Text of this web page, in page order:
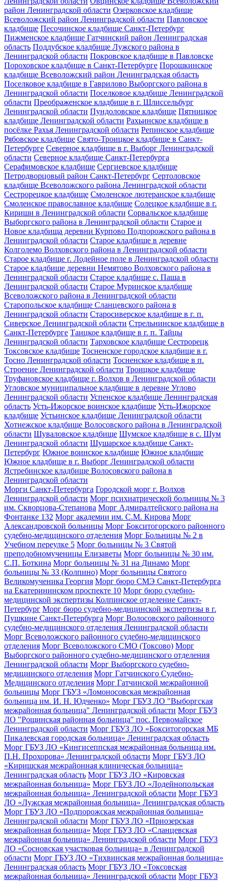
район Ленинградской области Озерковское кладбище
Всеволожский район Ленинградской области Павловское
кладбище Песочинское кладбище Санкт-Петербург
Пижменское кладбище Гатчинский район Ленинградская
область Поддубское кладбище Лужского района в
Ленинградской области Покровское кладбище в Павловске
Пороховское кладбище в Санкт-Петербурге Порошкинское
кладбище Всеволожский район Ленинградская область
Поселковое кладбище в Гаврилово Выборгского района в
Ленинградской области Поселковое кладбище Ленинградской
области Преображенское кладбище в г. Шлиссельбург
Ленинградской области Пундоловское кладбище Пятницкое
кладбище Ленинградской области Рахьинское кладбище в
посёлке Рахья Ленинградской области Репинское кладбище
Рябовское кладбище Свято-Троицкое кладбище в Санкт-
Петербурге Северное кладбище в г. Выборг Ленинградской
области Северное кладбище Санкт-Петербурга
Серафимовское кладбище Сергиевское кладбище
Петродворцовый район Санкт-Петербург Сертоловское
кладбище Всеволожского района Ленинградской области
Сестрорецкое кладбище Смоленское лютеранское кладбище
Смоленское православное кладбище Солецкое кладбище в г.
Кириши в Ленинградской области Сорвальское кладбище
Выборгского района в Ленинградской области Старое и
Новое кладбища деревни Курпово Подпорожского района в
Ленинградской области Старое кладбище в деревне
Колголемо Волховского района в Ленинградской области
Старое кладбище г. Лодейное поле в Ленинградской области
Старое кладбище деревни Немятово Волховского района в
Ленинградской области Старое кладбище с. Паша в
Ленинградской области Старое Муринское кладбище
Всеволожского района в Ленинградской области
Старопольское кладбище Сланцевского района в
Ленинградской области Старосиверское кладбище в г. п.
Сиверское Ленинградской области Стрельнинское кладбище в
Санкт-Петербурге Таицкое кладбище в г. п. Тайцы
Ленинградской области Тарховское кладбище Сестрорецк
Токсовское кладбище Тосненское городское кладбище в г.
Тосно Ленинградской области Тосненское кладбище в п.
Строение Ленинградской области Троицкое кладбище
Труфановское кладбище г. Волхов в Ленинградской области
Угловское муниципальное кладбище в деревне Углово
Ленинградской области Успенское кладбище Ленинградская
область Усть-Ижорское воинское кладбище Усть-Ижорское
кладбище Устьинское кладбище Ленинградской области
Хотнежское кладбище Волосовского района в Ленинградской
области Шуваловское кладбище Шумское кладбище в с. Шум
Ленинградской области Шушарское кладбище Санкт-
Петербург Южное воинское кладбище Южное кладбище
Южное кладбище в г. Выборг Ленинградской области
Ястребинское кладбище Волосовского района в
Ленинградской области
Морги Санкт-Петербурга Городской морг г. Волхов
Ленинградской области Морг психиатрической больницы № 3
им. Скворцова-Степанова Морг Адмиралтейского района на
Фонтанке 132 Морг академии им. С.М. Кирова Морг
Александровской больницы Морг Бокситогорского районного
судебно-медицинского отделения Морг Больницы № 2 в
Учебном переулке 5 Морг больницы № 3 Святой
преподобномученицы Елизаветы Морг больницы № 30 им.
С.П. Боткина Морг больницы № 31 на Динамо Морг
больницы № 33 (Колпино) Морг больницы Святого
Великомученика Георгия Морг бюро СМЭ Санкт-Петербурга
на Екатерининском проспекте 10 Морг бюро судебно-
медицинской экспертизы Колпинское отделение Санкт-
Петербург Морг бюро судебно-медицинской экспертизы в г.
Пушкине Санкт-Петербурга Морг Волосовского районного
судебно-медицинского отделения Ленинградской области
Морг Всеволожского районного судебно-медицинского
отделения Морг Всеволожского СМО (Токсово) Морг
Выборгского районного судебно-медицинского отделения
Ленинградской области Морг Выборгского судебно-
медицинского отделения Морг Гатчинского Судебно-
Медицинского отделения Морг Гатчинской межрайонной
больницы Морг ГБУЗ «Ломоносовская межрайонная
больница им. И. Н. Юдченко» Морг ГБУЗ ЛО "Выборгская
межрайонная больница" Ленинградской области Морг ГБУЗ
ЛО "Рощинская районная больница" пос. Первомайское
Ленинградской области Морг ГБУЗ ЛО «Бокситогорская МБ
Пикалевская городская больница» Ленинградская область
Морг ГБУЗ ЛО «Кингисеппская межрайонная больница им.
П.Н. Прохорова» Ленинградской области Морг ГБУЗ ЛО
«Киришская межрайонная клиническая больница»
Ленинградская область Морг ГБУЗ ЛО «Кировская
межрайонная больница» Морг ГБУЗ ЛО «Лодейнопольская
межрайонная больница» Ленинградской области Морг ГБУЗ
ЛО «Лужская межрайонная больница» Ленинградская область
Морг ГБУЗ ЛО «Подпорожская межрайонная больница»
Ленинградской области Морг ГБУЗ ЛО «Приозерская
межрайонная больница» Морг ГБУЗ ЛО «Сланцевская
межрайонная больница» Ленинградской области Морг ГБУЗ
ЛО «Сосновская участковая больница» в Ленинградской
области Морг ГБУЗ ЛО «Тихвинская межрайонная больница»
Ленинградская область Морг ГБУЗ ЛО «Токсовская
межрайонная больница» Ленинградской области Морг ГБУЗ